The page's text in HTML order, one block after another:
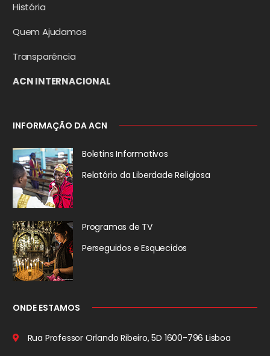
História
Quem Ajudamos
Transparência
ACN INTERNACIONAL
INFORMAÇÃO DA ACN
Boletins Informativos
Relatório da Liberdade Religiosa
Programas de TV
Perseguidos e Esquecidos
ONDE ESTAMOS
Rua Professor Orlando Ribeiro, 5D 1600-796 Lisboa